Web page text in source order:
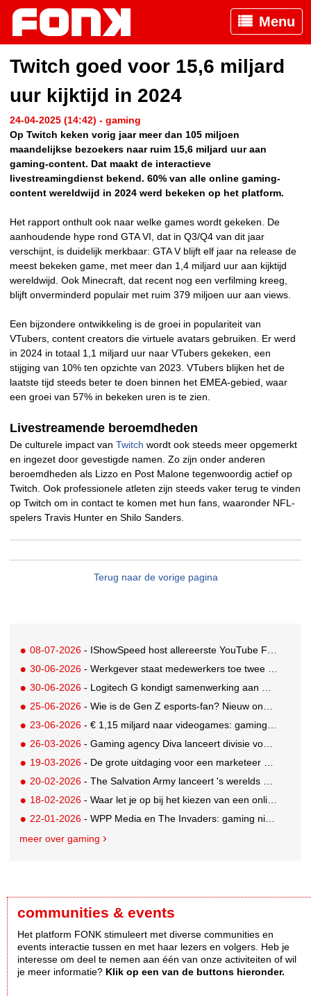
Menu
Twitch goed voor 15,6 miljard
uur kijktijd in 2024
24-04-2025 (14:42) - gaming
Op Twitch keken vorig jaar meer dan 105 miljoen
maandelijkse bezoekers naar ruim 15,6 miljard uur aan
gaming-content. Dat maakt de interactieve
livestreamingdienst bekend. 60% van alle online gaming-
content wereldwijd in 2024 werd bekeken op het platform.
Het rapport onthult ook naar welke games wordt gekeken. De
aanhoudende hype rond GTA VI, dat in Q3/Q4 van dit jaar
verschijnt, is duidelijk merkbaar: GTA V blijft elf jaar na release de
meest bekeken game, met meer dan 1,4 miljard uur aan kijktijd
wereldwijd. Ook Minecraft, dat recent nog een verfilming kreeg,
blijft onverminderd populair met ruim 379 miljoen uur aan views.
Een bijzondere ontwikkeling is de groei in populariteit van
VTubers, content creators die virtuele avatars gebruiken. Er werd
in 2024 in totaal 1,1 miljard uur naar VTubers gekeken, een
stijging van 10% ten opzichte van 2023. VTubers blijken het de
laatste tijd steeds beter te doen binnen het EMEA-gebied, waar
een groei van 57% in bekeken uren is te zien.
Livestreamende beroemdheden
De culturele impact van Twitch wordt ook steeds meer opgemerkt
en ingezet door gevestigde namen. Zo zijn onder anderen
beroemdheden als Lizzo en Post Malone tegenwoordig actief op
Twitch. Ook professionele atleten zijn steeds vaker terug te vinden
op Twitch om in contact te komen met hun fans, waaronder NFL-
spelers Travis Hunter en Shilo Sanders.
Terug naar de vorige pagina
08-07-2026 - IShowSpeed host allereerste YouTube FIFA Creator Cup
30-06-2026 - Werkgever staat medewerkers toe twee dagen betaald te gamen
30-06-2026 - Logitech G kondigt samenwerking aan met Call of Duty: Modern Warfare 4
25-06-2026 - Wie is de Gen Z esports-fan? Nieuw onderzoek brengt doelgroep in beeld
23-06-2026 - € 1,15 miljard naar videogames: gaming blijft entertainmentreus
26-03-2026 - Gaming agency Diva lanceert divisie voor creator en community-engagement
19-03-2026 - De grote uitdaging voor een marketeer als adverteren niet mogelijk is
20-02-2026 - The Salvation Army lanceert 's werelds eerste digitale kringloopwinkel op Roblox
18-02-2026 - Waar let je op bij het kiezen van een online casino in België?
22-01-2026 - WPP Media en The Invaders: gaming niet langer een mannenwereld
meer over gaming
communities & events
Het platform FONK stimuleert met diverse communities en
events interactie tussen en met haar lezers en volgers. Heb je
interesse om deel te nemen aan één van onze activiteiten of wil
je meer informatie? Klik op een van de buttons hieronder.